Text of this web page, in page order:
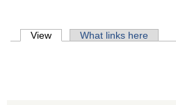
Primary tabs
View (active tab)What links here